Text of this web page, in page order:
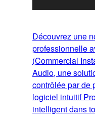
Découvrez une
professionnelle
(Commercial
Audio, une
contrôlée par de
logiciel intuitif
intelligent dans